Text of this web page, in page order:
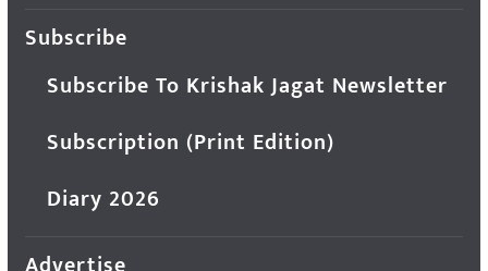
Subscribe
Subscribe To Krishak Jagat Newsletter
Subscription (Print Edition)
Diary 2026